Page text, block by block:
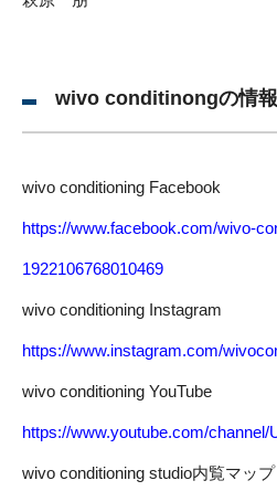
wivo conditinongの情
wivo conditioning Facebook
https://www.facebook.com/wivo-
1922106768010469
wivo conditioning Instagram
https://www.instagram.com/
wivo conditioning YouTube
https://www.youtube.com/
wivo conditioning studio内覧マップ